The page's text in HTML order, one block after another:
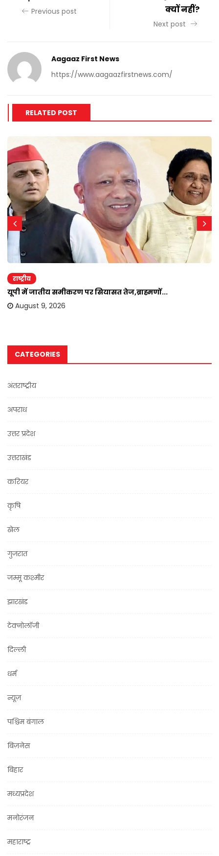
Previous post
क्यों नहीं?
Next post
Aagaaz First News
https://www.aagaazfirstnews.com/
RELATED POST
राष्ट्रीय
यूपी में जातीय समीकरण पर सियासत तेज,ब्राह्मणों...
August 9, 2026
CATEGORIES
अंतराष्ट्रीय
अपराध
उत्तर प्रदेश
उत्तराखंड
करियर
कृषि
खेल
गुजरात
जम्मू कश्मीर
झारखंड
टेक्नोलॉजी
दिल्ली
धर्म
न्यूज़
पश्चिम बंगाल
बिज़नेस
बिहार
मध्यप्रदेश
मनोरंजन
महाराष्ट्र